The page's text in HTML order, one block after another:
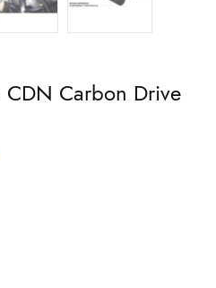
Carbon Drive